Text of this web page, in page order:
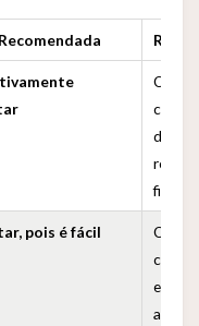
O
fila
pois é fácil
O